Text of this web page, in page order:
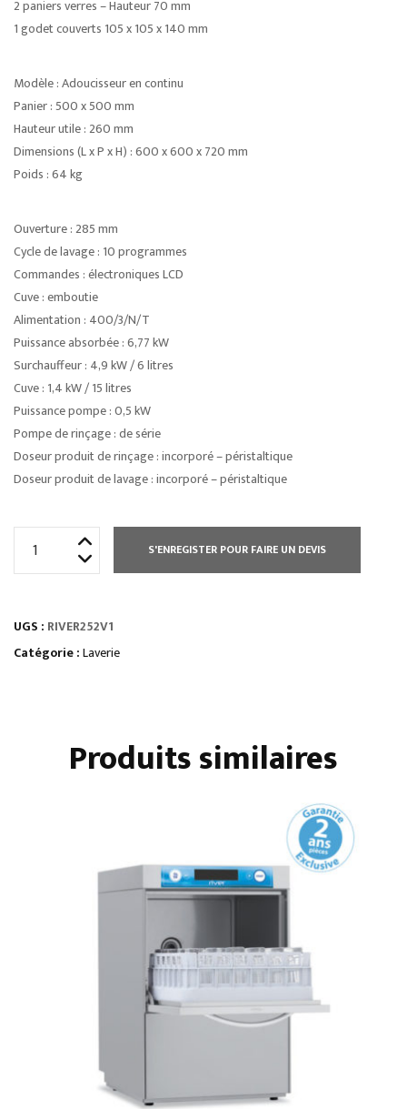
2 paniers verres – Hauteur 70 mm
1 godet couverts 105 x 105 x 140 mm
Modèle : Adoucisseur en continu
Panier : 500 x 500 mm
Hauteur utile : 260 mm
Dimensions (L x P x H) : 600 x 600 x 720 mm
Poids : 64 kg
Ouverture : 285 mm
Cycle de lavage : 10 programmes
Commandes : électroniques LCD
Cuve : emboutie
Alimentation : 400/3/N/T
Puissance absorbée : 6,77 kW
Surchauffeur : 4,9 kW / 6 litres
Cuve : 1,4 kW / 15 litres
Puissance pompe : 0,5 kW
Pompe de rinçage : de série
Doseur produit de rinçage : incorporé – péristaltique
Doseur produit de lavage : incorporé – péristaltique
RIVER
500
ADOUCISSEUR
S'ENREGISTER POUR FAIRE UN DEVIS
UGS : RIVER252V1
Catégorie :Laverie
Produits similaires